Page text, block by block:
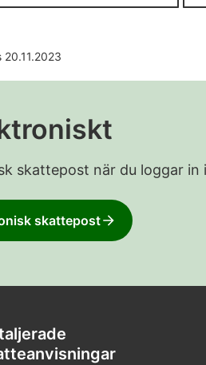
skattepost när du loggar in
skattepost